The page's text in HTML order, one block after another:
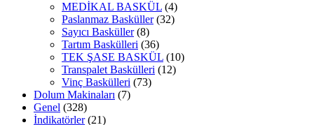
MEDİKAL BASKÜL (4)
Paslanmaz Basküller (32)
Sayıcı Basküller (8)
Tartım Baskülleri (36)
TEK ŞASE BASKÜL (10)
Transpalet Baskülleri (12)
Vinç Baskülleri (73)
Dolum Makinaları (7)
Genel (328)
İndikatörler (21)